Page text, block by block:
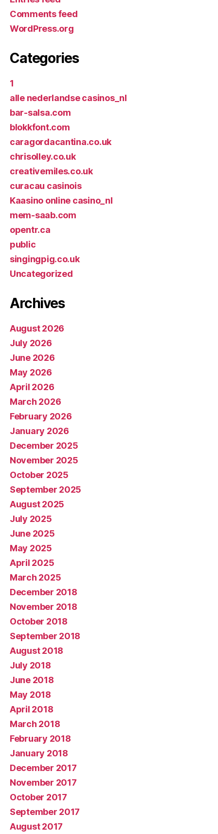
Comments feed
WordPress.org
Categories
1
alle nederlandse casinos_nl
bar-salsa.com
blokkfont.com
caragordacantina.co.uk
chrisolley.co.uk
creativemiles.co.uk
curacau casinois
Kaasino online casino_nl
mem-saab.com
opentr.ca
public
singingpig.co.uk
Uncategorized
Archives
August 2026
July 2026
June 2026
May 2026
April 2026
March 2026
February 2026
January 2026
December 2025
November 2025
October 2025
September 2025
August 2025
July 2025
June 2025
May 2025
April 2025
March 2025
December 2018
November 2018
October 2018
September 2018
August 2018
July 2018
June 2018
May 2018
April 2018
March 2018
February 2018
January 2018
December 2017
November 2017
October 2017
September 2017
August 2017